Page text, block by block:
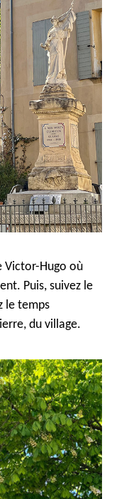
Victor-Hugo où
. Puis, suivez le
le temps
du village.